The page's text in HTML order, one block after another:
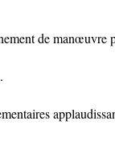
de manœuvre